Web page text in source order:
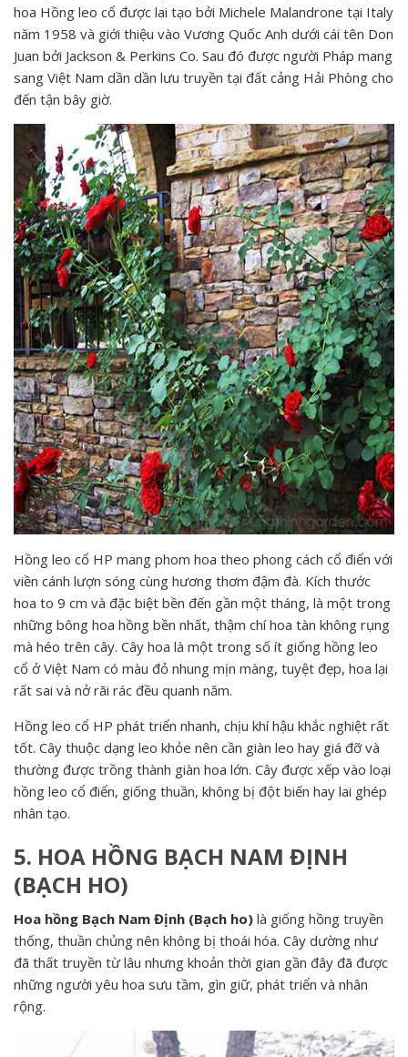
hoa Hồng leo cổ được lai tạo bởi Michele Malandrone tại Italy
năm 1958 và giới thiệu vào Vương Quốc Anh dưới cái tên Don
Juan bởi Jackson & Perkins Co. Sau đó được người Pháp mang
sang Việt Nam dần dần lưu truyền tại đất cảng Hải Phòng cho
đến tận bây giờ.
Hồng leo cổ HP mang phom hoa theo phong cách cổ điển với
viền cánh lượn sóng cùng hương thơm đậm đà. Kích thước
hoa to 9 cm và đặc biệt bền đến gần một tháng, là một trong
những bông hoa hồng bền nhất, thậm chí hoa tàn không rụng
mà héo trên cây. Cây hoa là một trong số ít giống hồng leo
cổ ở Việt Nam có màu đỏ nhung mịn màng, tuyệt đẹp, hoa lại
rất sai và nở rãi rác đều quanh năm.
Hồng leo cổ HP phát triển nhanh, chịu khí hậu khắc nghiệt rất
tốt. Cây thuộc dạng leo khỏe nên cần giàn leo hay giá đỡ và
thường được trồng thành giàn hoa lớn. Cây được xếp vào loại
hồng leo cổ điển, giống thuần, không bị đột biến hay lai ghép
nhân tạo.
5. HOA HỒNG BẠCH NAM ĐỊNH
(BẠCH HO)
Hoa hồng Bạch Nam Định (Bạch ho) là giống hồng truyền
thống, thuần chủng nên không bị thoái hóa. Cây dường như
đã thất truyền từ lâu nhưng khoản thời gian gần đây đã được
những người yêu hoa sưu tầm, gìn giữ, phát triển và nhân
rộng.